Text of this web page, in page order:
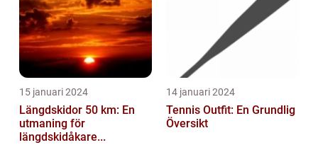
15 januari 2024
Längdskidor 50 km: En
utmaning för
längdskidåkare...
14 januari 2024
Tennis Outfit: En Grundlig
Översikt